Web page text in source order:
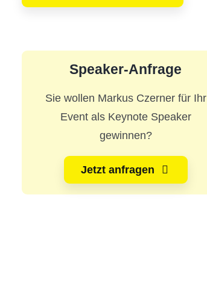
Speaker-Anfrage
Sie wollen Markus Czerner für Ihr
Event als Keynote Speaker
gewinnen?
Jetzt anfragen